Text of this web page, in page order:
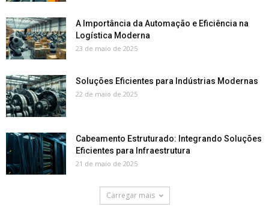
A Importância da Automação e Eficiência na
Logística Moderna
23 de maio de 2025
Soluções Eficientes para Indústrias Modernas
22 de maio de 2025
Cabeamento Estruturado: Integrando Soluções
Eficientes para Infraestrutura
21 de maio de 2025
Carregar mais